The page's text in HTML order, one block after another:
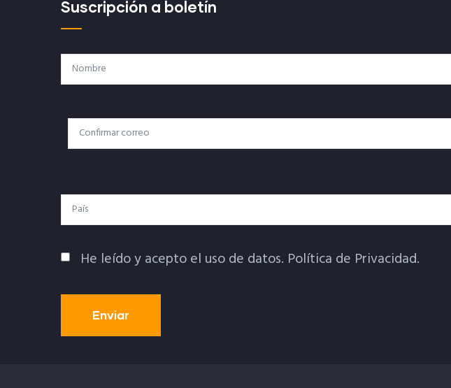
Suscripción a boletín
Nombre
Correo
Electrónico
Correo Electrónico
País
Política De Privacidad
He leído y acepto el uso de datos. Política de Privacidad.